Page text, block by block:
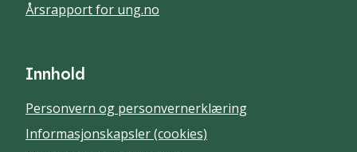
Årsrapport for ung.no
Innhold
Personvern og personvernerklæring
Informasjonskapsler (cookies)